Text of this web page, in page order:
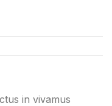
in vivamus